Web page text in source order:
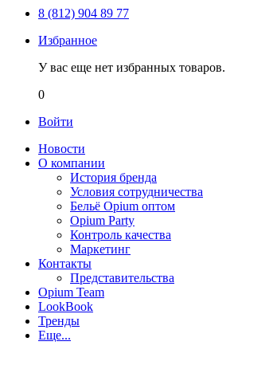
8 (812) 904 89 77
Избранное
У вас еще нет избранных товаров.
0
Войти
Новости
О компании
История бренда
Условия сотрудничества
Бельё Opium оптом
Opium Party
Контроль качества
Маркетинг
Контакты
Представительства
Opium Team
LookBook
Тренды
Еще...